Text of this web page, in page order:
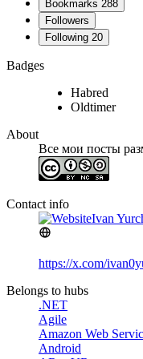
Bookmarks 288
Followers
Following 20
Badges
Habred
Oldtimer
About
Все мои посты
Contact info
Ivan
https://x.com/
Belongs to hubs
.NET
Agile
Amazon Web
Android